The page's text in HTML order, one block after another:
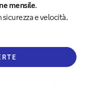
mensile.
sicurezza e velocità.